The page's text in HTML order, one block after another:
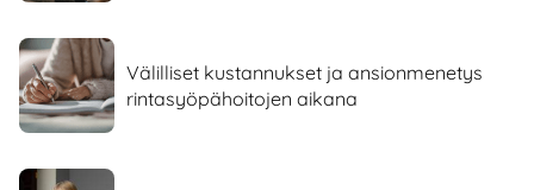
Välilliset kustannukset ja ansionmenetys
rintasyöpähoitojen aikana